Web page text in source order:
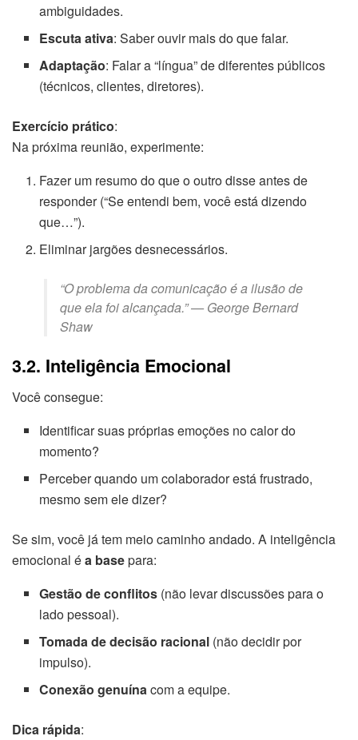
ambiguidades.
Escuta ativa: Saber ouvir mais do que falar.
Adaptação: Falar a “língua” de diferentes públicos
(técnicos, clientes, diretores).
Exercício prático:
Na próxima reunião, experimente:
Fazer um resumo do que o outro disse antes de
responder (“Se entendi bem, você está dizendo
que…”).
Eliminar jargões desnecessários.
“O problema da comunicação é a ilusão de
que ela foi alcançada.”— George Bernard
Shaw
3.2. Inteligência Emocional
Você consegue:
Identificar suas próprias emoções no calor do
momento?
Perceber quando um colaborador está frustrado,
mesmo sem ele dizer?
Se sim, você já tem meio caminho andado. A inteligência
emocional éa basepara:
Gestão de conflitos (não levar discussões para o
lado pessoal).
Tomada de decisão racional (não decidir por
impulso).
Conexão genuínacom a equipe.
Dica rápida: